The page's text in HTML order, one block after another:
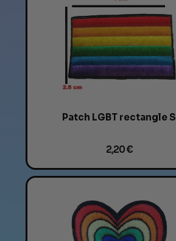
Patch LGBT rectangle S
2,20 €